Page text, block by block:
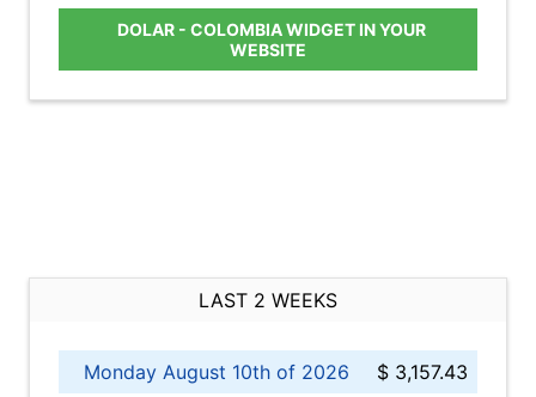
DOLAR - COLOMBIA WIDGET IN YOUR
WEBSITE
LAST 2 WEEKS
Monday August 10th of 2026
$ 3,157.43